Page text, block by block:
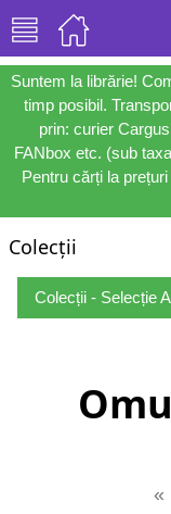
Suntem la librărie!
timp posibil.
prin: curier
FANbox etc. (sub
Pentru cărți la
Colecții
Colecții - Selecție
«